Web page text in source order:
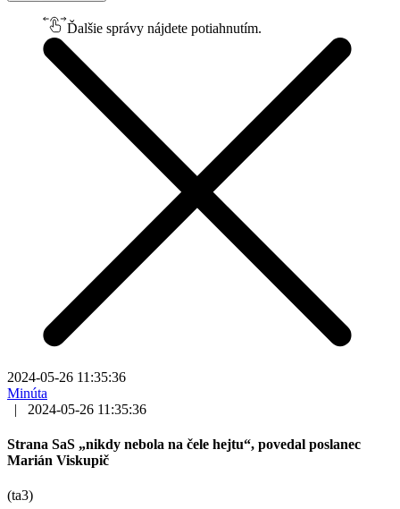
Ďalšie správy nájdete potiahnutím.
2024-05-26 11:35:36
Minúta
|
2024-05-26 11:35:36
Strana SaS „nikdy nebola na čele hejtu“, povedal poslanec
Marián Viskupič
(ta3)